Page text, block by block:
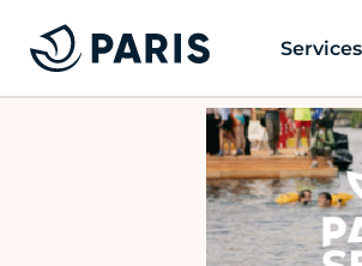
Services